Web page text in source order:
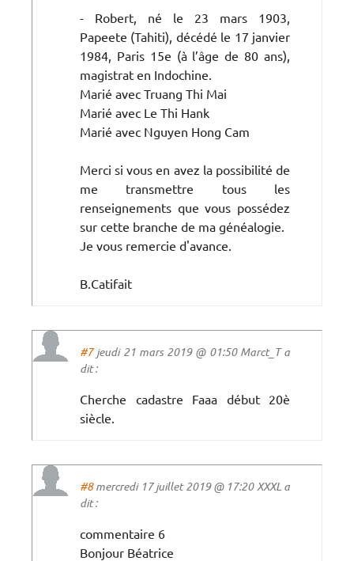
- Robert, né le 23 mars 1903,
Papeete (Tahiti), décédé le 17 janvier
1984, Paris 15e (à l’âge de 80 ans),
magistrat en Indochine.
Marié avec Truang Thi Mai
Marié avec Le Thi Hank
Marié avec Nguyen Hong Cam
Merci si vous en avez la possibilité de
me transmettre tous les
renseignements que vous possédez
sur cette branche de ma généalogie.
Je vous remercie d'avance.
B.Catifait
#7jeudi 21 mars 2019 @ 01:50 Marct_T a
dit :
Cherche cadastre Faaa début 20è
siècle.
#8mercredi 17 juillet 2019 @ 17:20 XXXL a
dit :
commentaire 6
Bonjour Béatrice